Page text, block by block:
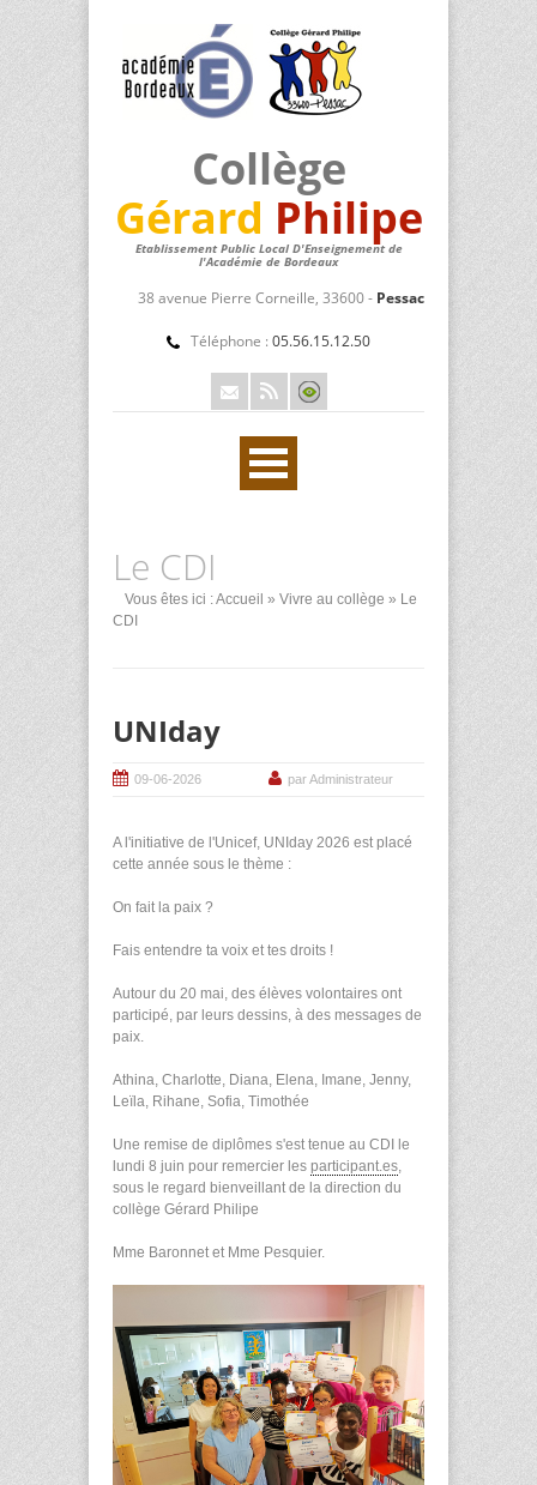
Collège
Gérard Philipe
Etablissement Public Local D'Enseignement de
l'Académie de Bordeaux
38 avenue Pierre Corneille, 33600 - Pessac
Téléphone : 05.56.15.12.50
Le CDI
Vous êtes ici :Accueil » Vivre au collège » Le
CDI
UNIday
09-06-2026 par Administrateur
A l'initiative de l'Unicef, UNIday 2026 est placé
cette année sous le thème :
On fait la paix ?
Fais entendre ta voix et tes droits !
Autour du 20 mai, des élèves volontaires ont
participé, par leurs dessins, à des messages de
paix.
Athina, Charlotte, Diana, Elena, Imane, Jenny,
Leïla, Rihane, Sofia, Timothée
Une remise de diplômes s'est tenue au CDI le
lundi 8 juin pour remercier les participant.es,
sous le regard bienveillant de la direction du
collège Gérard Philipe
Mme Baronnet et Mme Pesquier.